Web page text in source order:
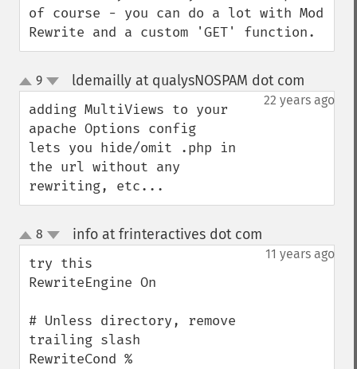
of course - you can do a lot with Mod
Rewrite and a custom 'GET' function.
up
down
9 ldemailly at qualysNOSPAM dot com
22 years ago
adding MultiViews to your
apache Options config
lets you hide/omit .php in
the url without any
rewriting, etc...
up
down
8 info at frinteractives dot com
11 years ago
try this
RewriteEngine On
# Unless directory, remove
trailing slash
RewriteCond %